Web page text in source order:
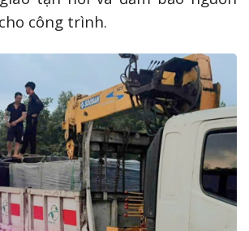
công trình.